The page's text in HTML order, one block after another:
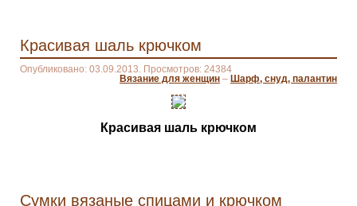
Красивая шаль крючком
Опубликовано: 03.09.2013. Просмотров: 24384
Вязание для женщин – Шарф, снуд, палантин
Красивая шаль крючком
Сумки вязаные спицами и крючком